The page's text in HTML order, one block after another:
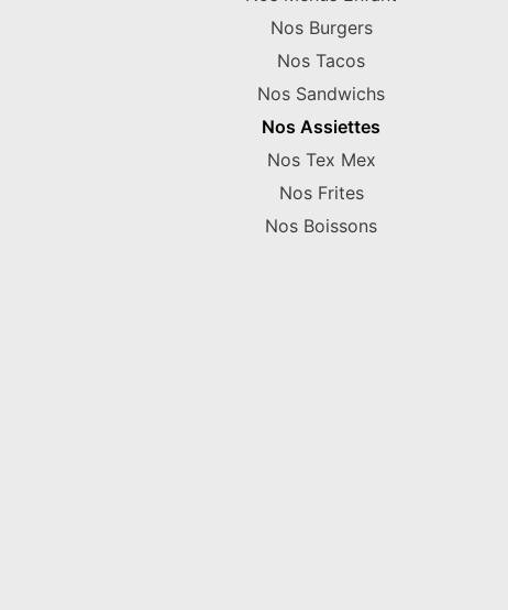
Nos Burgers
Nos Tacos
Nos Sandwichs
Nos Assiettes
Nos Tex Mex
Nos Frites
Nos Boissons